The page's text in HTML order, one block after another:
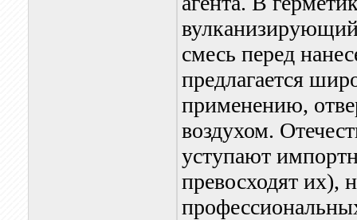
вулканизирующий
смесь перед
предлагается
применению,
воздухом.
уступают
превосходят их),